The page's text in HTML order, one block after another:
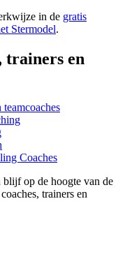
in de gratis
Stermodel.
trainers en
Coaches
blijf op de hoogte van de
trainers en